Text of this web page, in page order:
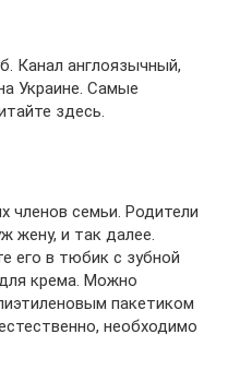
Канал англоязычный,
Украине. Самые
здесь.
семьи. Родители
жену, и так далее.
его в тюбик с зубной
крема. Можно
пакетиком
необходимо